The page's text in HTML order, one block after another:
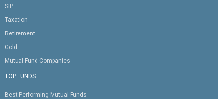
SIP
Taxation
Retirement
Gold
Mutual Fund Companies
TOP FUNDS
Best Performing Mutual Funds